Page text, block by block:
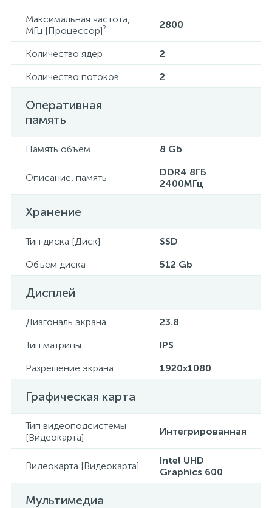
Максимальная частота,
МГц [Процессор]? 2800
Количество ядер
2
Количество потоков
2
Оперативная
память
Память объем 8 Gb
Описание, память
DDR4 8ГБ
2400МГц
Хранение
Тип диска [Диск]
SSD
Объем диска
512 Gb
Дисплей
Диагональ экрана
23.8
Тип матрицы
IPS
Разрешение экрана
1920x1080
Графическая карта
Тип видеоподсистемы
[Видеокарта]
Интегрированная
Видеокарта [Видеокарта]
Intel UHD
Graphics 600
Мультимедиа